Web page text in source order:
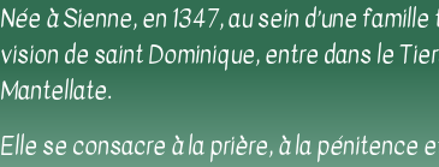
Née à Sienne, en 1347, au sein d’une
vision de saint Dominique, entre dans le
Mantellate.
Elle se consacre à la prière, à la pénitence